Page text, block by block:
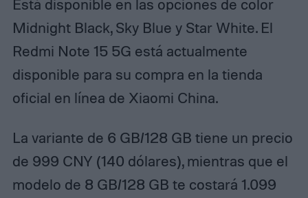
Está disponible en las opciones de color
Midnight Black, Sky Blue y Star White. El
Redmi Note 15 5G está actualmente
disponible para su compra en la tienda
oficial en línea de Xiaomi China.
La variante de 6 GB/128 GB tiene un precio
de 999 CNY (140 dólares), mientras que el
modelo de 8 GB/128 GB te costará 1.099